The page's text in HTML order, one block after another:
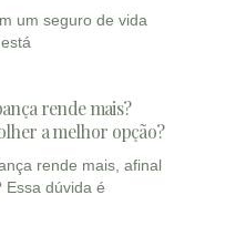
um seguro de vida
rende mais?
a melhor opção?
rende mais, afinal
Essa dúvida é